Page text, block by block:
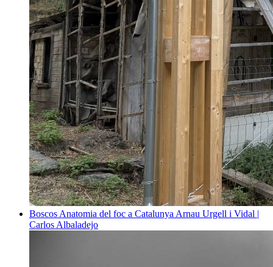
Boscos Anatomia del foc a Catalunya Arnau Urgell i Vidal |
Carlos Albaladejo